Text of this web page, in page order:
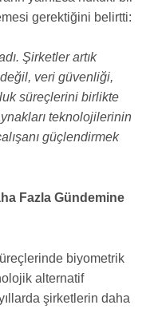
gerektiğini belirtti:
Şirketler artık
veri güvenliği,
süreçlerini birlikte
teknolojilerinin
güçlendirmek
Fazla Gündemine
biyometrik
alternatif
şirketlerin daha